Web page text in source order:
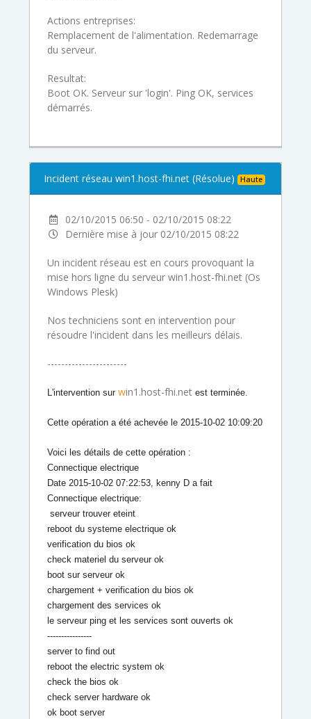
Actions entreprises:
Remplacement de l'alimentation. Redemarrage
du serveur.
Resultat:
Boot OK. Serveur sur 'login'. Ping OK, services
démarrés.
Incident réseau win1.host-fhi.net (Résolue) Haute
02/10/2015 06:50 - 02/10/2015 08:22
Dernière mise à jour 02/10/2015 08:22
Un incident réseau est en cours provoquant la
mise hors ligne du serveur win1.host-fhi.net (Os
Windows Plesk)
Nos techniciens sont en intervention pour
résoudre l'incident dans les meilleurs délais.
-----------------------
L'intervention sur win1.host-fhi.netest terminée.
Cette opération a été achevée le 2015-10-02 10:09:20
Voici les détails de cette opération :
Connectique electrique
Date 2015-10-02 07:22:53, kenny D a fait
Connectique electrique:
serveur trouver eteint
reboot du systeme electrique ok
verification du bios ok
check materiel du serveur ok
boot sur serveur ok
chargement + verification du bios ok
chargement des services ok
le serveur ping et les services sont ouverts ok
----------------
server to find out
reboot the electric system ok
check the bios ok
check server hardware ok
ok boot server